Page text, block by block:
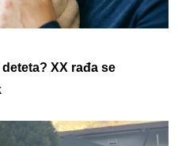
XX rađa se